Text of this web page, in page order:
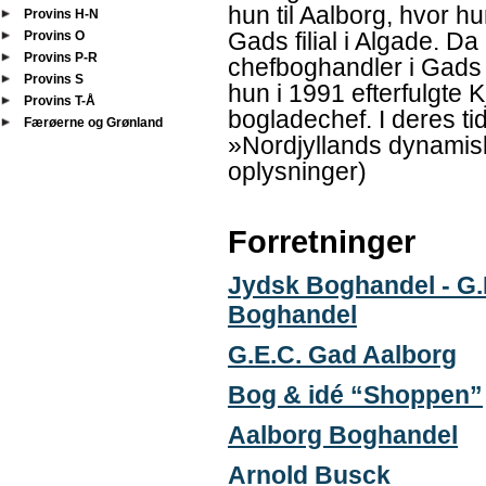
Provins H-N
Provins O
Provins P-R
Provins S
Provins T-Å
Færøerne og Grønland
hun til Aalborg, hvor
Gads filial i Algade.
chefboghandler i
hun i 1991 efterfulgte
bogladechef. I deres
»Nordjyllands
oplysninger)
Forretninger
Jydsk Boghandel -
Boghandel
G.E.C. Gad Aalborg
Bog & idé “Shoppen”
Aalborg Boghandel
Arnold Busck